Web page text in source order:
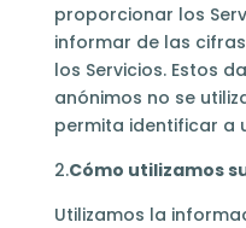
proporcionar los
informar de las
los Servicios. Estos
anónimos no se
permita identificar a
2.Cómo utilizamos
Utilizamos la